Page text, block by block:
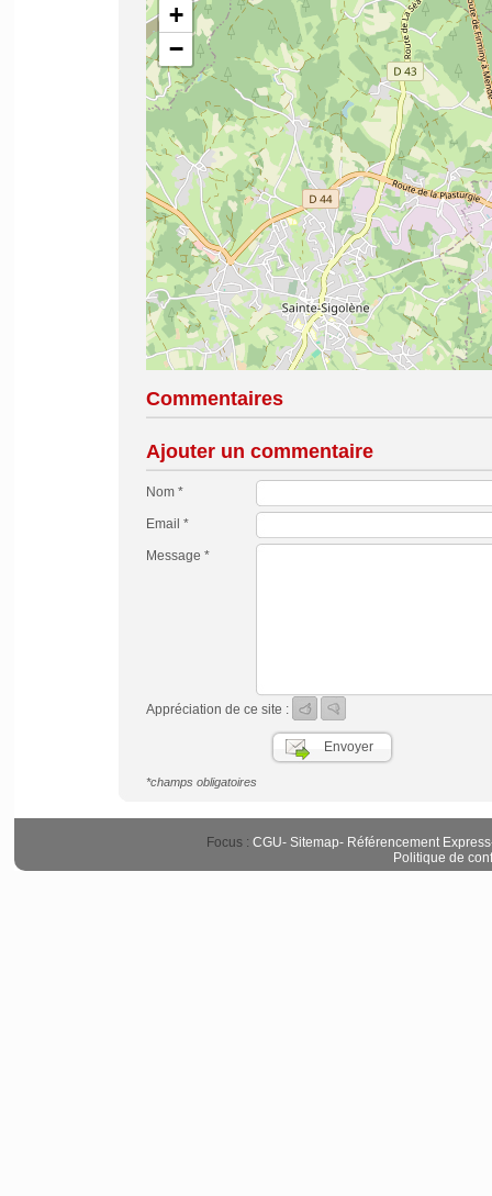
+
−
Commentaires
Ajouter un commentaire
Nom *
Email *
Message *
Appréciation de ce site :
*champs obligatoires
Focus : CGU- Sitemap- Référencement Express
Politique de